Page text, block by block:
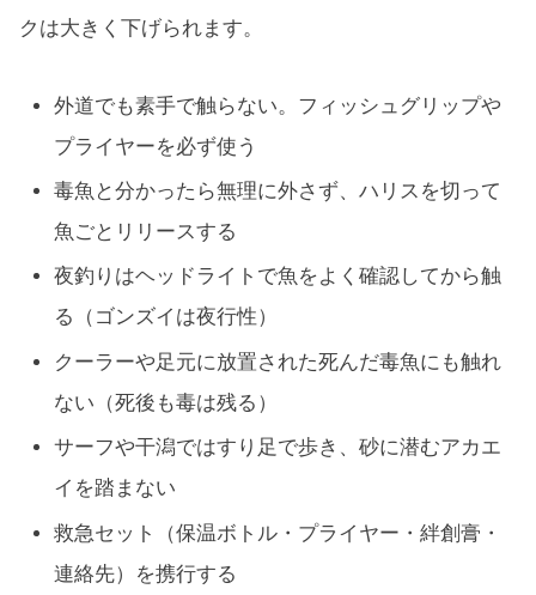
クは大きく下げられます。
外道でも素手で触らない。フィッシュグリップや
プライヤーを必ず使う
毒魚と分かったら無理に外さず、ハリスを切って
魚ごとリリースする
夜釣りはヘッドライトで魚をよく確認してから触
る（ゴンズイは夜行性）
クーラーや足元に放置された死んだ毒魚にも触れ
ない（死後も毒は残る）
サーフや干潟ではすり足で歩き、砂に潜むアカエ
イを踏まない
救急セット（保温ボトル・プライヤー・絆創膏・
連絡先）を携行する